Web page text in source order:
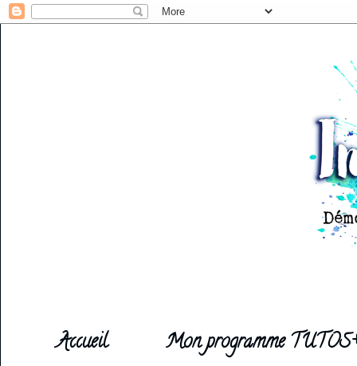
Accueil
Mon programme